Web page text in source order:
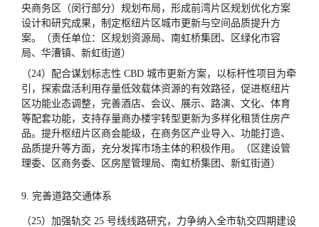
央商务区（闵行部分）规划布局，形成前湾片区规划优化方案
设计和研究成果，制定枢纽片区城市更新与空间品质提升方
案。（责任单位：区规划资源局、南虹桥集团、区绿化市容
局、华漕镇、新虹街道）
（24）配合谋划标志性 CBD 城市更新方案，以标杆性项目为牵
引，探索盘活利用存量低效载体资源的有效路径，促进枢纽片
区功能业态调整，完善酒店、会议、展示、路演、文化、体育
等配套功能，支持存量商办楼宇转型更新为多样化租赁住房产
品。提升枢纽片区商会能级，在商务区产业导入、功能打造、
品质提升等方面，充分发挥市场主体的积极作用。（区建设管
理委、区商务委、区房屋管理局、南虹桥集团、新虹街道）
9. 完善道路交通体系
（25）加强轨交 25 号线线路研究，力争纳入全市轨交四期建设